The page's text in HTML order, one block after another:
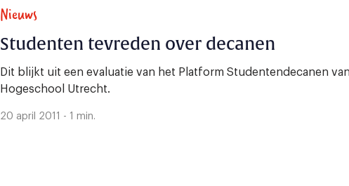
Nieuws
Studenten tevreden over decanen
Dit blijkt uit een evaluatie van het Platform Studentendecanen
Hogeschool Utrecht.
20 april 2011 - 1 min.